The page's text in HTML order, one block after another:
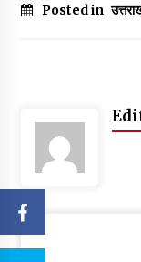
Posted in